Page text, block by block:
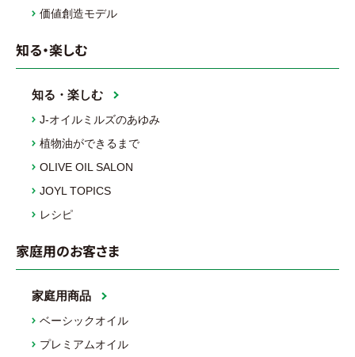
価値創造モデル
知る・楽しむ
知る・楽しむ
J-オイルミルズのあゆみ
植物油ができるまで
OLIVE OIL SALON
JOYL TOPICS
レシピ
家庭用のお客さま
家庭用商品
ベーシックオイル
プレミアムオイル